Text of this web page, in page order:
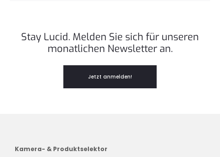
Stay Lucid. Melden Sie sich für unseren
monatlichen Newsletter an.
Jetzt anmelden!
Kamera- & Produktselektor